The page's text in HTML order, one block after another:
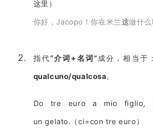
这里）
你好，Jacopo！你在米兰这做什么
指代“介词+名词”成分，相当于
qualcuno/qualcosa。
Do tre euro a mio
un gelato.（ci=con tre euro）